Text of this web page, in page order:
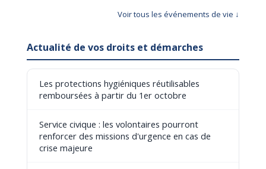
Voir tous les événements de vie ↓
Actualité de vos droits et démarches
Les protections hygiéniques réutilisables
remboursées à partir du 1er octobre
Service civique : les volontaires pourront
renforcer des missions d'urgence en cas de
crise majeure